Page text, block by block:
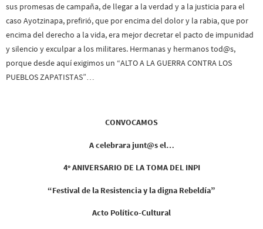
sus promesas de campaña, de llegar a la verdad y a la justicia para el
caso Ayotzinapa, prefirió, que por encima del dolor y la rabia, que por
encima del derecho a la vida, era mejor decretar el pacto de impunidad
y silencio y exculpar a los militares. Hermanas y hermanos tod@s,
porque desde aquí exigimos un “ALTO A LA GUERRA CONTRA LOS
PUEBLOS ZAPATISTAS”…
CONVOCAMOS
A celebrara junt@s el…
4º ANIVERSARIO DE LA TOMA DEL INPI
“Festival de la Resistencia y la digna Rebeldía”
Acto Político-Cultural